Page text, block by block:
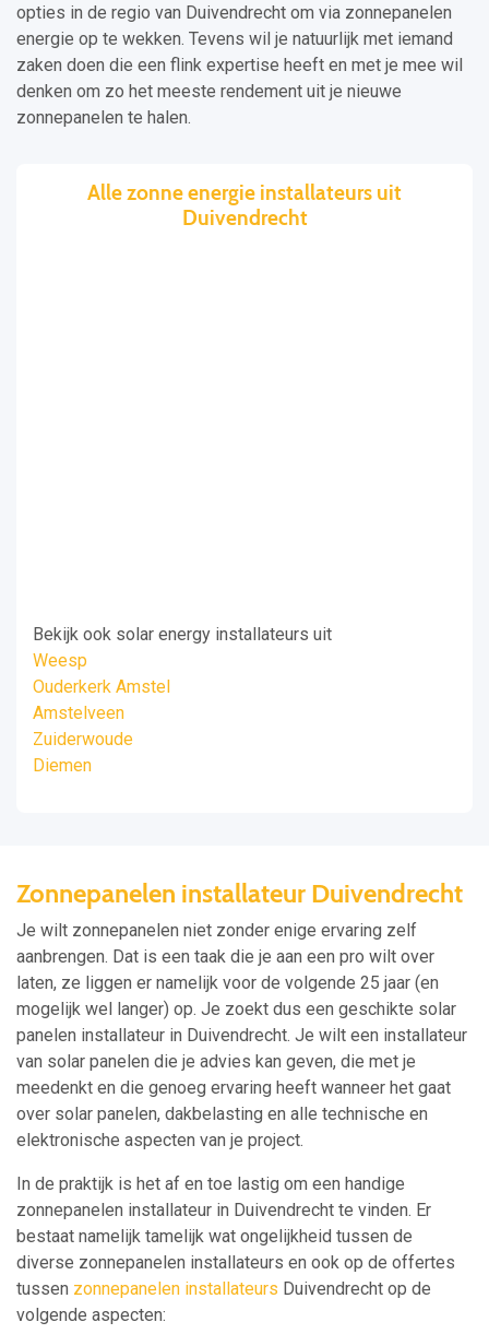
opties in de regio van Duivendrecht om via zonnepanelen
energie op te wekken. Tevens wil je natuurlijk met iemand
zaken doen die een flink expertise heeft en met je mee wil
denken om zo het meeste rendement uit je nieuwe
zonnepanelen te halen.
Alle zonne energie installateurs uit
Duivendrecht
Bekijk ook solar energy installateurs uit
Weesp
Ouderkerk Amstel
Amstelveen
Zuiderwoude
Diemen
Zonnepanelen installateur Duivendrecht
Je wilt zonnepanelen niet zonder enige ervaring zelf
aanbrengen. Dat is een taak die je aan een pro wilt over
laten, ze liggen er namelijk voor de volgende 25 jaar (en
mogelijk wel langer) op. Je zoekt dus een geschikte solar
panelen installateur in Duivendrecht. Je wilt een installateur
van solar panelen die je advies kan geven, die met je
meedenkt en die genoeg ervaring heeft wanneer het gaat
over solar panelen, dakbelasting en alle technische en
elektronische aspecten van je project.
In de praktijk is het af en toe lastig om een handige
zonnepanelen installateur in Duivendrecht te vinden. Er
bestaat namelijk tamelijk wat ongelijkheid tussen de
diverse zonnepanelen installateurs en ook op de offertes
tussen zonnepanelen installateurs Duivendrecht op de
volgende aspecten: